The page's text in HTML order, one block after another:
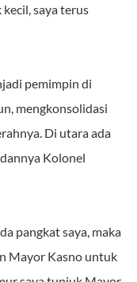
saya terus
pemimpin di
mengkonsolidasi
Di utara ada
Kolonel
pangkat saya, maka
Mayor Kasno untuk